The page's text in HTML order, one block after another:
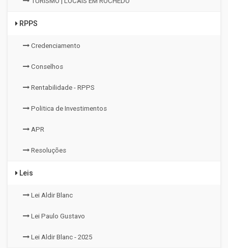
RPPS
Credenciamento
Conselhos
Rentabilidade - RPPS
Politica de Investimentos
APR
Resoluções
Leis
Lei Aldir Blanc
Lei Paulo Gustavo
Lei Aldir Blanc - 2025